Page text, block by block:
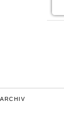
ARCHIV